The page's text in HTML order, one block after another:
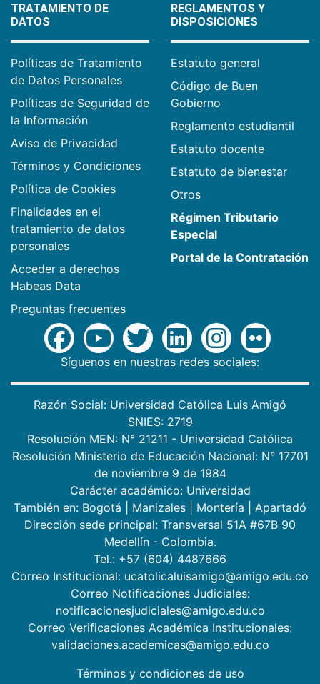
TRATAMIENTO DE
DATOS
Políticas de Tratamiento
de Datos Personales
Políticas de Seguridad de
la Información
Aviso de Privacidad
Términos y Condiciones
Política de Cookies
Finalidades en el
tratamiento de datos
personales
Acceder a derechos
Habeas Data
Preguntas frecuentes
REGLAMENTOS Y
DISPOSICIONES
Estatuto general
Código de Buen
Gobierno
Reglamento estudiantil
Estatuto docente
Estatuto de bienestar
Otros
Régimen Tributario
Especial
Portal de la Contratación
Síguenos en nuestras redes sociales:
Razón Social: Universidad Católica Luis Amigó
SNIES: 2719
Resolución MEN: N° 21211 - Universidad Católica
Resolución Ministerio de Educación Nacional: N° 17701
de noviembre 9 de 1984
Carácter académico: Universidad
También en: Bogotá Manizales Montería
Apartadó
Dirección sede principal: Transversal 51A #67B 90
Medellín - Colombia.
Tel.: +57 (604) 4487666
Correo Institucional: ucatolicaluisamigo@amigo.edu.co
Correo Notificaciones Judiciales:
notificacionesjudiciales@amigo.edu.co
Correo Verificaciones Académica Institucionales:
validaciones.academicas@amigo.edu.co
Términos y condiciones de uso